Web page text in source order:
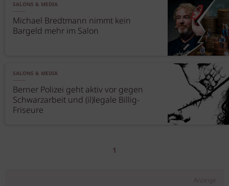
SALONS & MEDIA
Michael Bredtmann nimmt kein
Bargeld mehr im Salon
SALONS & MEDIA
Berner Polizei geht aktiv vor gegen
Schwarzarbeit und (il)legale Billig-
Friseure
1
Anzeige